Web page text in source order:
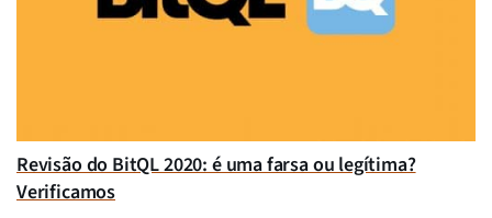
Revisão do BitQL 2020: é uma farsa ou legítima?
Verificamos